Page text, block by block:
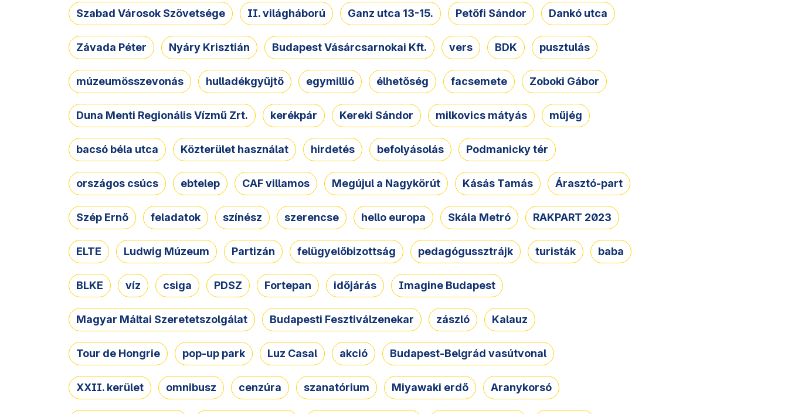
Szabad Városok Szövetsége II. világháború Ganz utca 13-15. Petőfi Sándor Dankó utca
Závada Péter Nyáry Krisztián Budapest Vásárcsarnokai Kft. vers BDK pusztulás
múzeumösszevonás hulladékgyűjtő egymillió élhetőség facsemete Zoboki Gábor
Duna Menti Regionális Vízmű Zrt. kerékpár Kereki Sándor milkovics mátyás műjég
bacsó béla utca Közterület használat hirdetés befolyásolás Podmanicky tér
országos csúcs ebtelep CAF villamos Megújul a Nagykörút Kásás Tamás Árasztó-part
Szép Ernő feladatok színész szerencse hello europa Skála Metró RAKPART 2023
ELTE Ludwig Múzeum Partizán felügyelőbizottság pedagógussztrájk turisták baba
BLKE víz csiga PDSZ Fortepan időjárás Imagine Budapest
Magyar Máltai Szeretetszolgálat Budapesti Fesztiválzenekar zászló Kalauz
Tour de Hongrie pop-up park Luz Casal akció Budapest-Belgrád vasútvonal
XXII. kerület omnibusz cenzúra szanatórium Miyawaki erdő Aranykorsó